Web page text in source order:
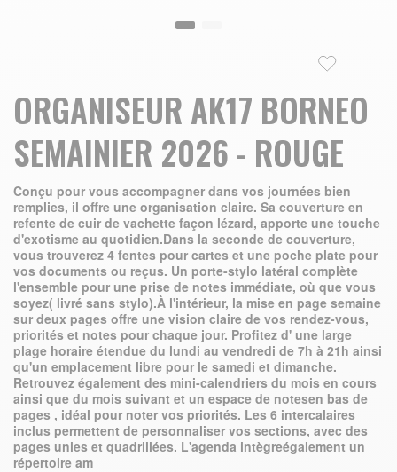
ORGANISEUR AK17 BORNEO
SEMAINIER 2026 - ROUGE
Conçu pour vous accompagner dans vos journées bien
remplies, il offre une organisation claire. Sa couverture en
refente de cuir de vachette façon lézard, apporte une touche
d'exotisme au quotidien.Dans la seconde de couverture,
vous trouverez 4 fentes pour cartes et une poche plate pour
vos documents ou reçus. Un porte-stylo latéral complète
l'ensemble pour une prise de notes immédiate, où que vous
soyez( livré sans stylo).À l'intérieur, la mise en page semaine
sur deux pages offre une vision claire de vos rendez-vous,
priorités et notes pour chaque jour. Profitez d' une large
plage horaire étendue du lundi au vendredi de 7h à 21h ainsi
qu'un emplacement libre pour le samedi et dimanche.
Retrouvez également des mini-calendriers du mois en cours
ainsi que du mois suivant et un espace de notesen bas de
pages , idéal pour noter vos priorités. Les 6 intercalaires
inclus permettent de personnaliser vos sections, avec des
pages unies et quadrillées. L'agenda intègreégalement un
répertoire am